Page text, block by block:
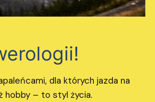
dla których jazda na
hobby – to styl życia.